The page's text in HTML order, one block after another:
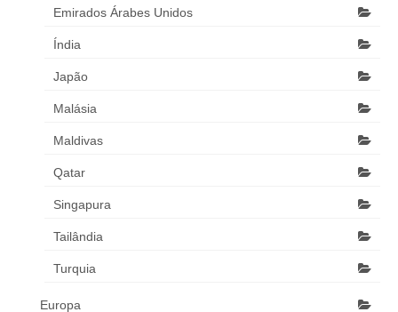
Emirados Árabes Unidos
Índia
Japão
Malásia
Maldivas
Qatar
Singapura
Tailândia
Turquia
Europa